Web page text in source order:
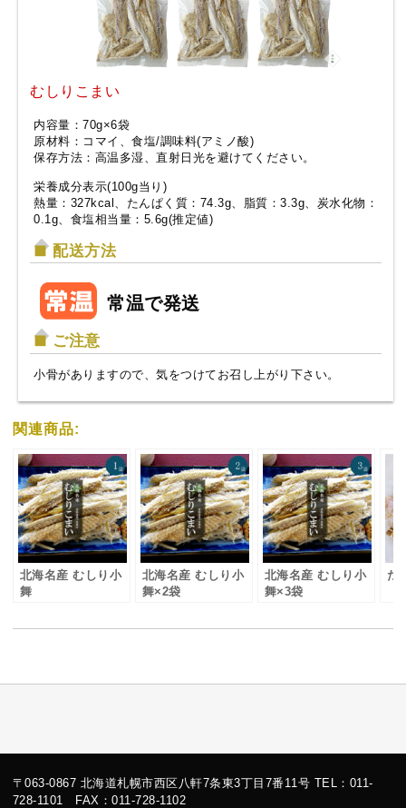
むしりこまい
内容量：70g×6袋
原材料：コマイ、食塩/調味料(アミノ酸)
保存方法：高温多湿、直射日光を避けてください。
栄養成分表示(100g当り)
熱量：327kcal、たんぱく質：74.3g、脂質：3.3g、炭水化物：
0.1g、食塩相当量：5.6g(推定値)
配送方法
常温で発送
ご注意
小骨がありますので、気をつけてお召し上がり下さい。
関連商品:
北海名産 むしり小
舞
北海名産 むしり小
舞×2袋
北海名産 むしり小
舞×3袋
た
〒063-0867 北海道札幌市西区八軒7条東3丁目7番11号 TEL：011-
728-1101 FAX：011-728-1102